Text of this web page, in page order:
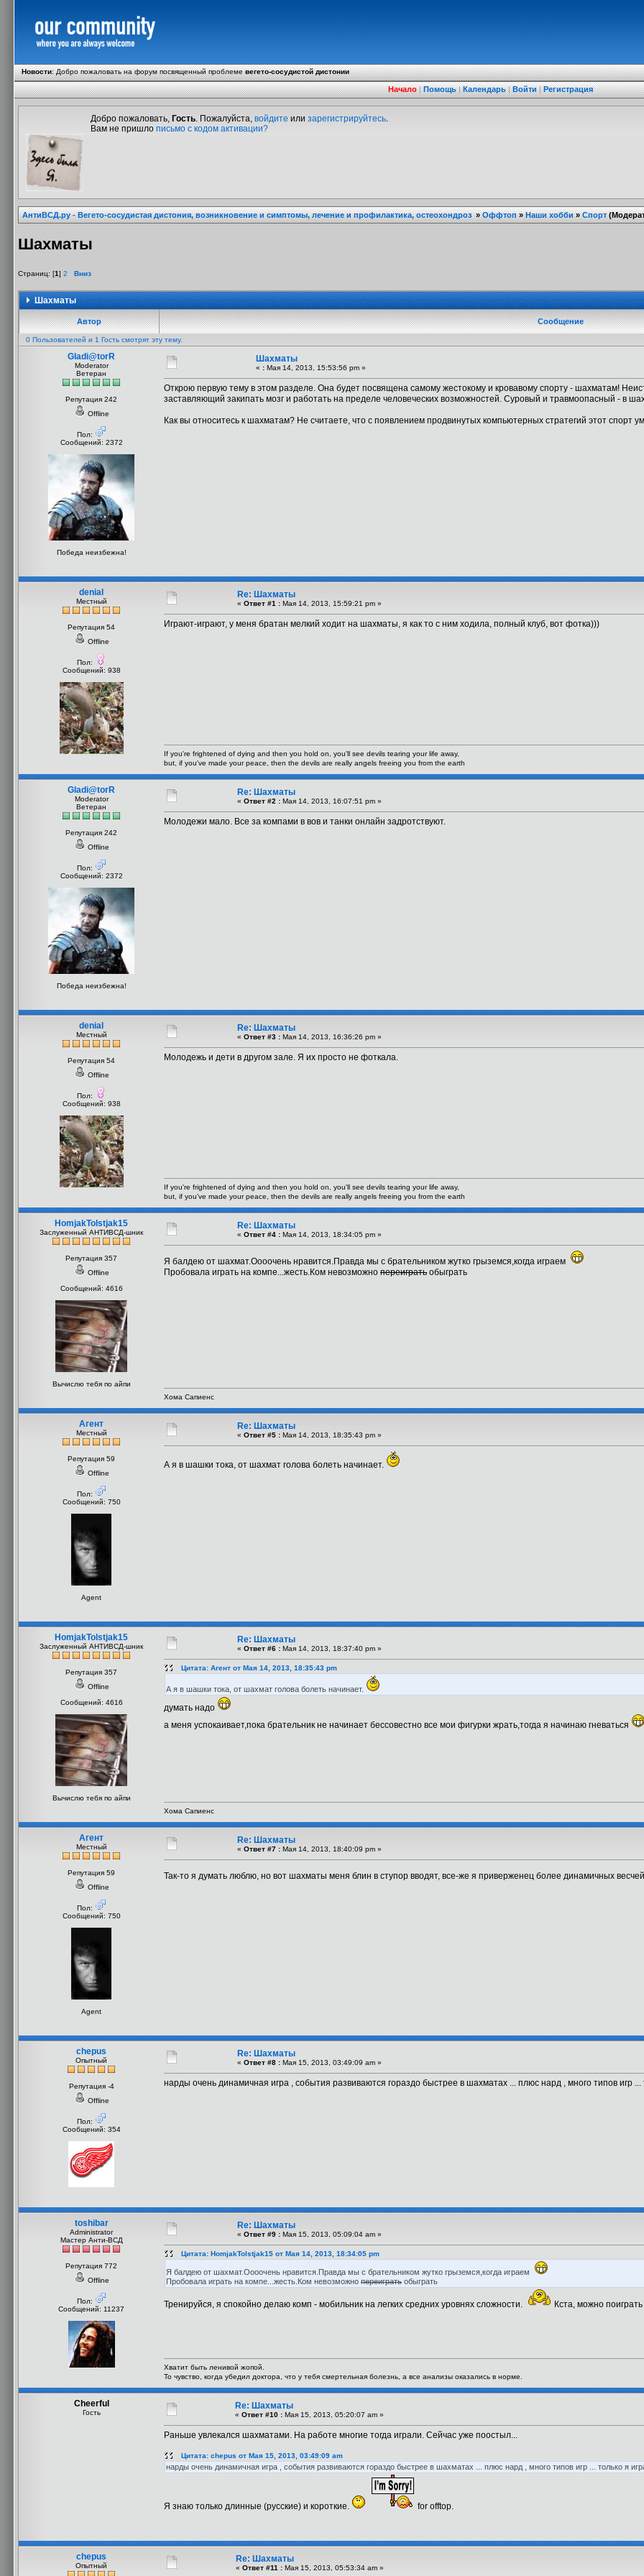
Новости:Добро пожаловать на форум посвященный проблемевегето-сосудистой дистонии
Начало|Помощь|Календарь|Войти|Регистрация
Добро пожаловать, Гость. Пожалуйста, войдите или зарегистрируйтесь.
Вам не пришло письмо с кодом активации?
АнтиВСД.ру - Вегето-сосудистая дистония, возникновение и симптомы, лечение и профилактика, остеохондроз»Оффтоп»Наши хобби»Спорт
Шахматы
Страниц: [1] 2 Вниз
Шахматы
Автор Сообщение
0 Пользователей и 1 Гость смотрят эту тему.
Gladi@torR
Moderator
Ветеран
Репутация 242
Offline
Пол:
Сообщений: 2372
Победа неизбежна!
Шахматы
« : Мая 14, 2013, 15:53:56 pm »
Открою первую тему в этом разделе. Она будет посвящена самому жестокому и кровавому спорту - шахматам!
заставляющий закипать мозг и работать на пределе человеческих возможностей. Суровый и травмоопасный - в
Как вы относитесь к шахматам? Не считаете, что с появлением продвинутых компьютерных стратегий этот спорт
denial
Местный
Репутация 54
Offline
Пол:
Сообщений: 938
Re: Шахматы
« Ответ #1 : Мая 14, 2013, 15:59:21 pm »
Играют-играют, у меня братан мелкий ходит на шахматы, я как то с ним ходила, полный клуб, вот фотка)))
If you're frightened of dying and then you hold on, you'll see devils tearing your life away,
but, if you've made your peace, then the devils are really angels freeing you from the earth
Gladi@torR
Moderator
Ветеран
Репутация 242
Offline
Пол:
Сообщений: 2372
Победа неизбежна!
Re: Шахматы
« Ответ #2 : Мая 14, 2013, 16:07:51 pm »
Молодежи мало. Все за компами в вов и танки онлайн задротствуют.
denial
Местный
Репутация 54
Offline
Пол:
Сообщений: 938
Re: Шахматы
« Ответ #3 : Мая 14, 2013, 16:36:26 pm »
Молодежь и дети в другом зале. Я их просто не фоткала.
If you're frightened of dying and then you hold on, you'll see devils tearing your life away,
but, if you've made your peace, then the devils are really angels freeing you from the earth
HomjakTolstjak15
Заслуженный АНТИВСД-шник
Репутация 357
Offline
Сообщений: 4616
Вычислю тебя по айпи
Re: Шахматы
« Ответ #4 : Мая 14, 2013, 18:34:05 pm »
Я балдею от шахмат.Оооочень нравится.Правда мы с брательником жутко грыземся,когда играем
Пробовала играть на компе...жесть.Ком невозможно переиграть обыграть
Хома Сапиенс
Агент
Местный
Репутация 59
Offline
Пол:
Сообщений: 750
Agent
Re: Шахматы
« Ответ #5 : Мая 14, 2013, 18:35:43 pm »
А я в шашки тока, от шахмат голова болеть начинает.
HomjakTolstjak15
Заслуженный АНТИВСД-шник
Репутация 357
Offline
Сообщений: 4616
Вычислю тебя по айпи
Re: Шахматы
« Ответ #6 : Мая 14, 2013, 18:37:40 pm »
Цитата: Агент от Мая 14, 2013, 18:35:43 pm
А я в шашки тока, от шахмат голова болеть начинает.
думать надо
а меня успокаивает,пока брательник не начинает бессовестно все мои фигурки жрать,тогда я начинаю гневаться
Хома Сапиенс
Агент
Местный
Репутация 59
Offline
Пол:
Сообщений: 750
Agent
Re: Шахматы
« Ответ #7 : Мая 14, 2013, 18:40:09 pm »
Так-то я думать люблю, но вот шахматы меня блин в ступор вводят, все-же я приверженец более динамичных весчей
chepus
Опытный
Репутация -4
Offline
Пол:
Сообщений: 354
Re: Шахматы
« Ответ #8 : Мая 15, 2013, 03:49:09 am »
нарды очень динамичная игра , события развиваются гораздо быстрее в шахматах ... плюс нард , много типов игр ...
toshibar
Administrator
Мастер Анти-ВСД
Репутация 772
Offline
Пол:
Сообщений: 11237
Re: Шахматы
« Ответ #9 : Мая 15, 2013, 05:09:04 am »
Цитата: HomjakTolstjak15 от Мая 14, 2013, 18:34:05 pm
Я балдею от шахмат.Оооочень нравится.Правда мы с брательником жутко грыземся,когда играем
Пробовала играть на компе...жесть.Ком невозможно переиграть обыграть
Тренируйся, я спокойно делаю комп - мобильник на легких средних уровнях сложности. Кста, можно
Хватит быть ленивой жопой.
То чувство, когда убедил доктора, что у тебя смертельная болезнь, а все анализы оказались в норме.
Cheerful
Гость
Re: Шахматы
« Ответ #10 : Мая 15, 2013, 05:20:07 am »
Раньше увлекался шахматами. На работе многие тогда играли. Сейчас уже поостыл...
Цитата: chepus от Мая 15, 2013, 03:49:09 am
нарды очень динамичная игра , события развиваются гораздо быстрее в шахматах ... плюс нард , много типов игр ... только я
Я знаю только длинные (русские) и короткие. for offtop.
chepus
Опытный
Re: Шахматы
« Ответ #11 : Мая 15, 2013, 05:53:34 am »